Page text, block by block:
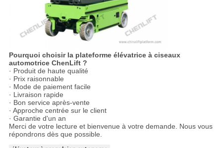
Pourquoi choisir la plateforme élévatrice à ciseaux
automotrice ChenLift ?
· Produit de haute qualité
· Prix raisonnable
· Mode de paiement facile
· Livraison rapide
· Bon service après-vente
· Approche centrée sur le client
· Garantie d'un an
Merci de votre lecture et bienvenue à votre demande. Nous vous
répondrons dès que possible.